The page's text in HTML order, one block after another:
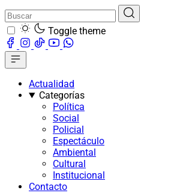
Toggle theme
Actualidad
Categorías
Política
Social
Policial
Espectáculo
Ambiental
Cultural
Institucional
Contacto